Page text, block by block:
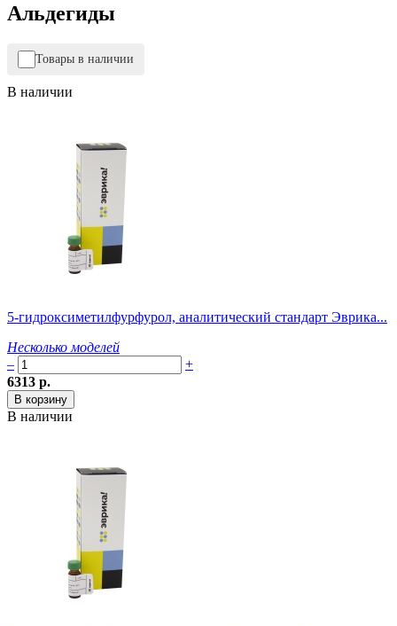
Альдегиды
Товары в наличии
В наличии
5-гидроксиметилфурфурол, аналитический стандарт Эврика...
Несколько моделей
–
+
6313 р.
В наличии